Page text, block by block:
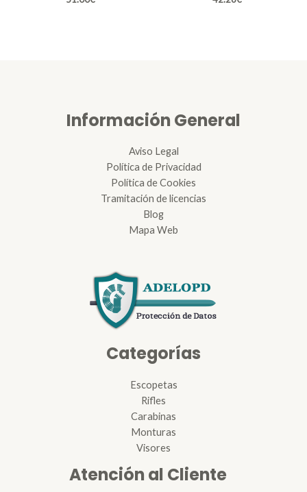
Información General
Aviso Legal
Política de Privacidad
Política de Cookies
Tramitación de licencias
Blog
Mapa Web
Categorías
Escopetas
Rifles
Carabinas
Monturas
Visores
Atención al Cliente